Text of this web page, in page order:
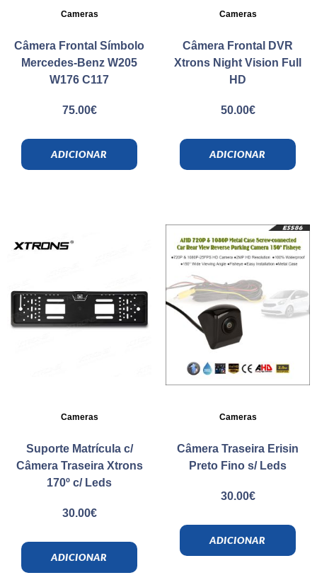
Cameras
Câmera Frontal Símbolo
Mercedes-Benz W205
W176 C117
75.00€
ADICIONAR
Cameras
Câmera Frontal DVR
Xtrons Night Vision Full
HD
50.00€
ADICIONAR
Cameras
Suporte Matrícula c/
Câmera Traseira Xtrons
170º c/ Leds
30.00€
ADICIONAR
Cameras
Câmera Traseira Erisin
Preto Fino s/ Leds
30.00€
ADICIONAR